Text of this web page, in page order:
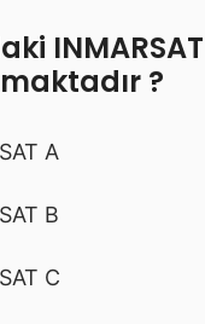
?
A
B
C